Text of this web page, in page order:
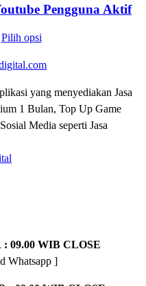
Pengguna Aktif
Pilih opsi
yang menyediakan Jasa
1 Bulan, Top Up Game
Media seperti Jasa
: 09.00 WIB CLOSE
Whatsapp ]